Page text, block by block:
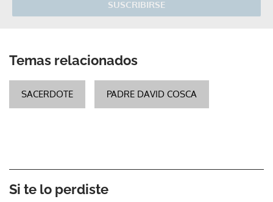
SUSCRIBIRSE
Temas relacionados
SACERDOTE PADRE DAVID COSCA
Si te lo perdiste